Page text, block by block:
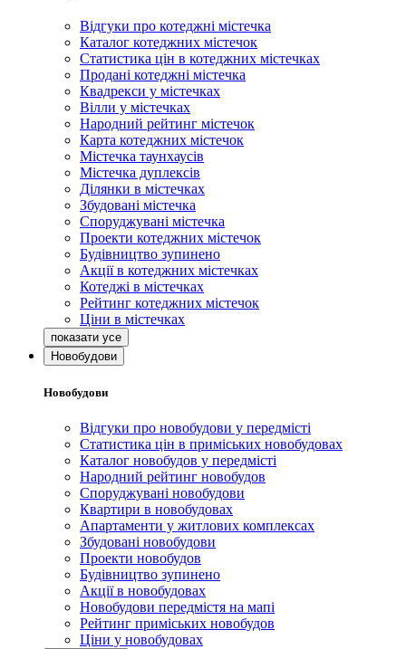
Відгуки про котеджні містечка
Каталог котеджних містечок
Статистика цін в котеджних містечках
Продані котеджні містечка
Квадрекси у містечках
Вілли у містечках
Народний рейтинг містечок
Карта котеджних містечок
Містечка таунхаусів
Містечка дуплексів
Ділянки в містечках
Збудовані містечка
Споруджувані містечка
Проекти котеджних містечок
Будівництво зупинено
Акції в котеджних містечках
Котеджі в містечках
Рейтинг котеджних містечок
Ціни в містечках
Новобудови
Новобудови
Відгуки про новобудови у передмісті
Статистика цін в приміських новобудовах
Каталог новобудов у передмісті
Народний рейтинг новобудов
Споруджувані новобудови
Квартири в новобудовах
Апартаменти у житлових комплексах
Збудовані новобудови
Проекти новобудов
Будівництво зупинено
Акції в новобудовах
Новобудови передмістя на мапі
Рейтинг приміських новобудов
Ціни у новобудовах